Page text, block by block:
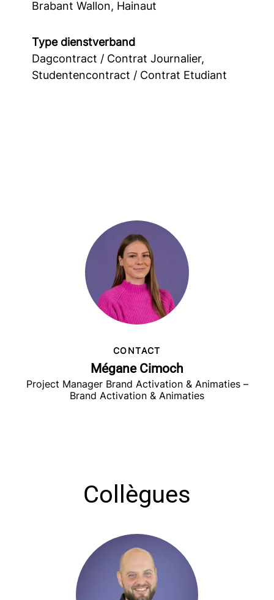
Brabant Wallon, Hainaut
Type dienstverband
Dagcontract / Contrat Journalier,
Studentencontract / Contrat Etudiant
CONTACT
Mégane Cimoch
Project Manager Brand Activation & Animaties –
Brand Activation & Animaties
Collègues